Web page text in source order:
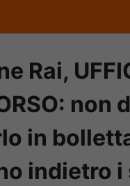
Rai,
non
in
indietro i